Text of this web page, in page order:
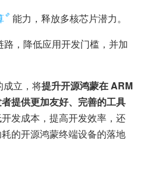
能力，释放多核芯片潜力。
路，降低应用开发门槛，并加
成立，将提升开源鸿蒙在 ARM
提供更加友好、完善的工具
发成本，提高开发效率，还
的开源鸿蒙终端设备的落地